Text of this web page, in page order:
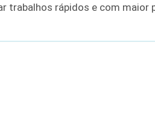
trabalhos rápidos e com